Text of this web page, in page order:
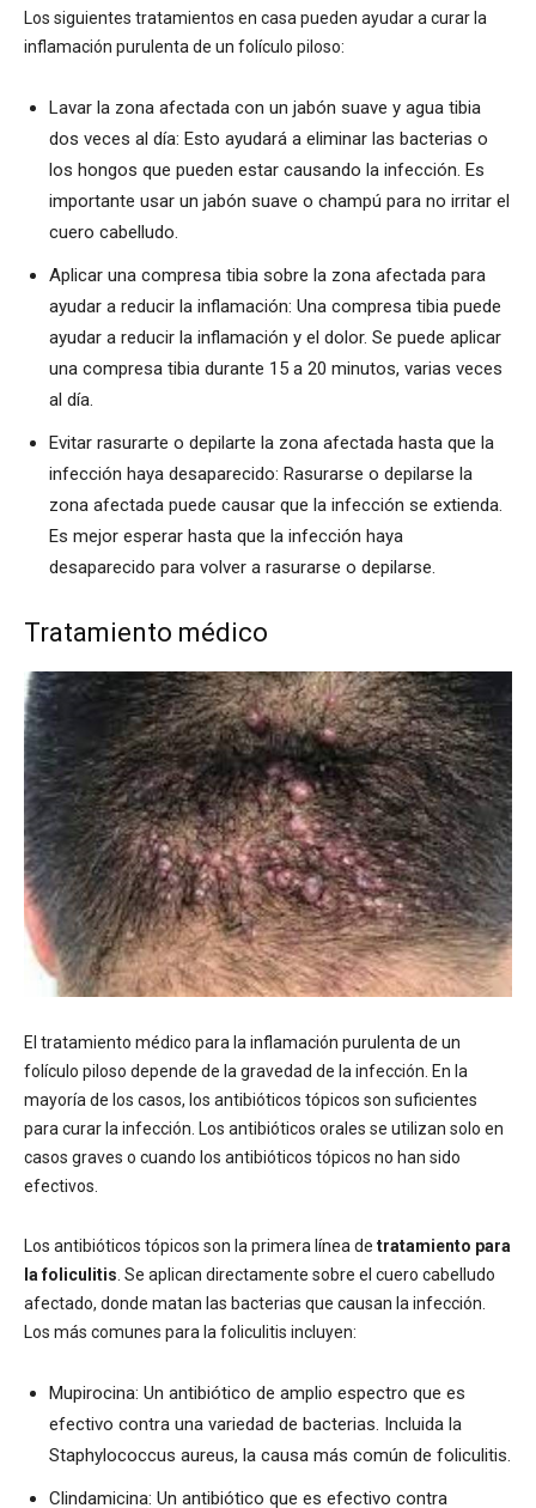
Los siguientes tratamientos en casa pueden ayudar a curar la
inflamación purulenta de un folículo piloso:
Lavar la zona afectada con un jabón suave y agua tibia
dos veces al día: Esto ayudará a eliminar las bacterias o
los hongos que pueden estar causando la infección. Es
importante usar un jabón suave o champú para no irritar el
cuero cabelludo.
Aplicar una compresa tibia sobre la zona afectada para
ayudar a reducir la inflamación: Una compresa tibia puede
ayudar a reducir la inflamación y el dolor. Se puede aplicar
una compresa tibia durante 15 a 20 minutos, varias veces
al día.
Evitar rasurarte o depilarte la zona afectada hasta que la
infección haya desaparecido: Rasurarse o depilarse la
zona afectada puede causar que la infección se extienda.
Es mejor esperar hasta que la infección haya
desaparecido para volver a rasurarse o depilarse.
Tratamiento médico
El tratamiento médico para la inflamación purulenta de un
folículo piloso depende de la gravedad de la infección. En la
mayoría de los casos, los antibióticos tópicos son suficientes
para curar la infección. Los antibióticos orales se utilizan solo en
casos graves o cuando los antibióticos tópicos no han sido
efectivos.
Los antibióticos tópicos son la primera línea de tratamiento para
la foliculitis . Se aplican directamente sobre el cuero cabelludo
afectado, donde matan las bacterias que causan la infección.
Los más comunes para la foliculitis incluyen:
Mupirocina: Un antibiótico de amplio espectro que es
efectivo contra una variedad de bacterias. Incluida la
Staphylococcus aureus, la causa más común de foliculitis.
Clindamicina: Un antibiótico que es efectivo contra